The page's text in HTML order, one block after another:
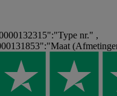
nr." ,